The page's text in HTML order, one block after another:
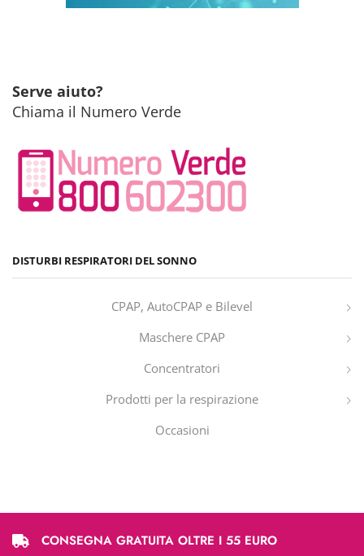
Serve aiuto?
Chiama il Numero Verde
DISTURBI RESPIRATORI DEL SONNO
CPAP, AutoCPAP e Bilevel
Maschere CPAP
Concentratori
Prodotti per la respirazione
Occasioni
CONSEGNA GRATUITA OLTRE I 55 EURO